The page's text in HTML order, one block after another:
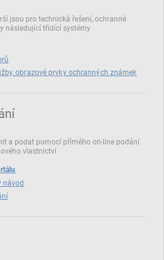
jsou pro technická řešení, ochranné
následující třídící systémy
obrazové prvky ochranných známek
a podat pomocí přímého on‑line podání
vlastnictví
návod